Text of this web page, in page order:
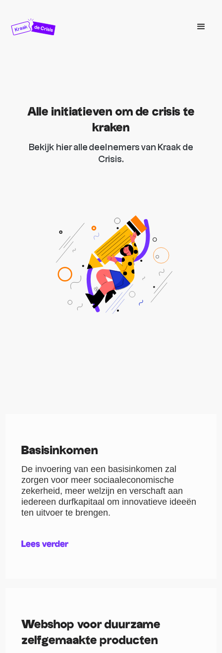
Alle initiatieven om de crisis te
kraken
Bekijk hier alle deelnemers van Kraak de
Crisis.
Basisinkomen
De invoering van een basisinkomen zal
zorgen voor meer sociaaleconomische
zekerheid, meer welzijn en verschaft aan
iedereen durfkapitaal om innovatieve ideeën
ten uitvoer te brengen.
Lees verder
Webshop voor duurzame
zelfgemaakte producten